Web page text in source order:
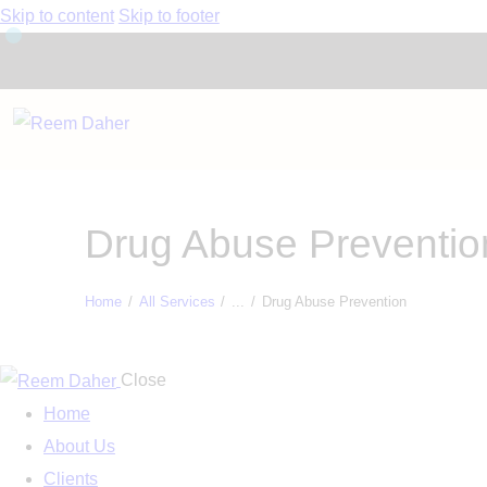
Skip to content Skip to footer
Drug Abuse
Home All Services ... Drug Abuse Prevention
Close
Home
About Us
Clients